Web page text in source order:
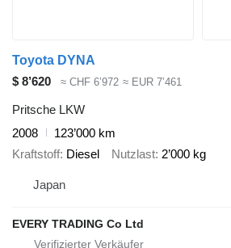
Toyota DYNA
$ 8’620
≈ CHF 6’972 ≈ EUR 7’461
Pritsche LKW
2008
123’000 km
Kraftstoff Diesel Nutzlast 2’000 kg
Japan
EVERY TRADING Co Ltd